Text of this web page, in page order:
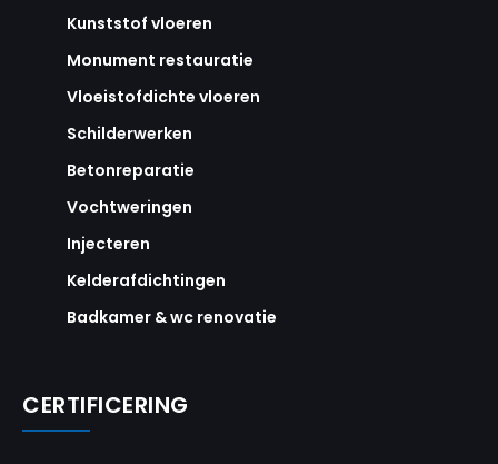
Kunststof vloeren
Monument restauratie
Vloeistofdichte vloeren
Schilderwerken
Betonreparatie
Vochtweringen
Injecteren
Kelderafdichtingen
Badkamer & wc renovatie
CERTIFICERING